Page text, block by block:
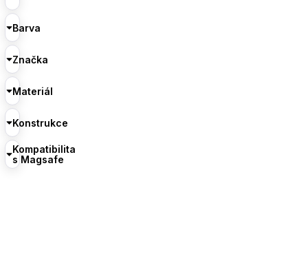
Barva
Značka
Materiál
Konstrukce
Kompatibilita
s Magsafe